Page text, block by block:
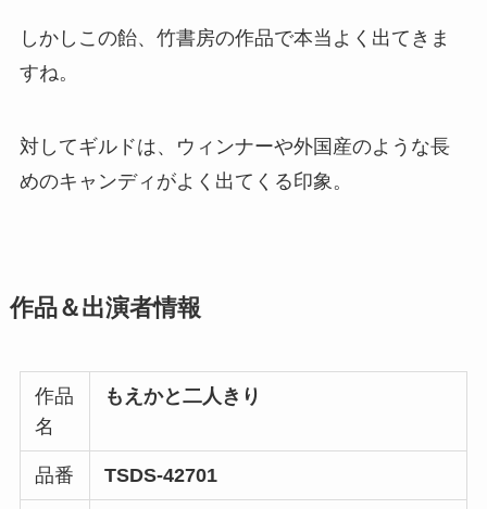
しかしこの飴、竹書房の作品で本当よく出てきま
すね。
対してギルドは、ウィンナーや外国産のような長
めのキャンディがよく出てくる印象。
作品＆出演者情報
作品
名
もえかと二人きり
品番 TSDS-42701